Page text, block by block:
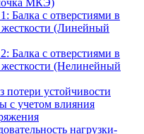
МКЭ)
Балка с отверстиями в
(Линейный
Балка с отверстиями в
(Нелинейный
потери устойчивости
с учетом влияния
нагрузки-